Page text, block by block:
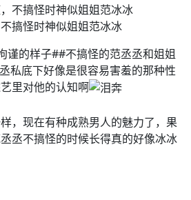
搞怪时神似姐姐范冰冰
谨的样子##不搞怪的范丞丞和姐姐
私底下好像是很容易害羞的那种性
里对他的认知啊
，现在有种成熟男人的魅力了，果
丞不搞怪的时候长得真的好像冰冰